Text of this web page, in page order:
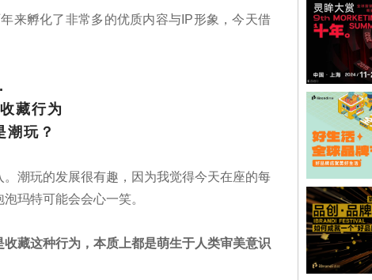
来孵化了非常多的优质内容与IP形象，今天借
藏行为
潮玩？
潮玩的发展很有趣，因为我觉得今天在座的每
玛特可能会会心一笑。
藏这种行为，本质上都是萌生于人类审美意识